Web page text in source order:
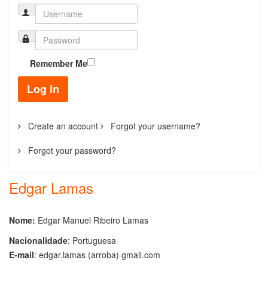
Remember Me
Log in
Create an account Forgot your username?
Forgot your password?
Edgar Lamas
Nome: Edgar Manuel Ribeiro Lamas
Nacionalidade: Portuguesa
E-mail: edgar.lamas (arroba) gmail.com